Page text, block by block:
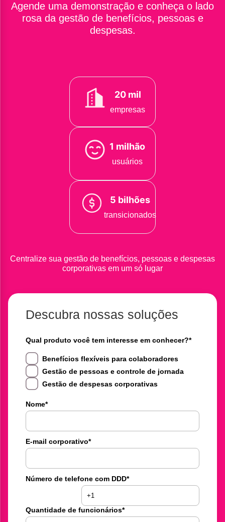
Agende uma demonstração e conheça o lado
rosa da gestão de benefícios, pessoas e
despesas.
20 mil
empresas
1 milhão
usuários
5 bilhões
transicionados
Centralize sua gestão de benefícios, pessoas e despesas
corporativas em um só lugar
Descubra nossas soluções
Qual produto você tem interesse em conhecer?*
Benefícios flexíveis para colaboradores
Gestão de pessoas e controle de jornada
Gestão de despesas corporativas
Nome*
E-mail corporativo*
Número de telefone com DDD*
Quantidade de funcionários*